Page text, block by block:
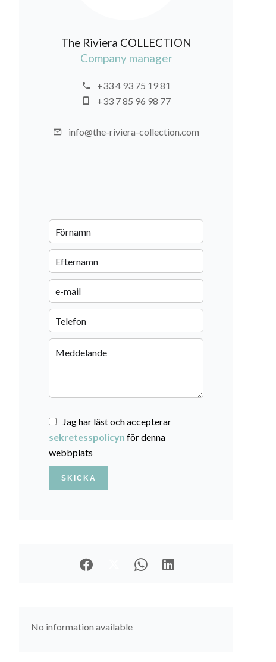
The Riviera COLLECTION
Company manager
+33 4 93 75 19 81
+33 7 85 96 98 77
info@the-riviera-collection.com
Jag har läst och accepterar
sekretesspolicyn för denna
webbplats
SKICKA
No information available